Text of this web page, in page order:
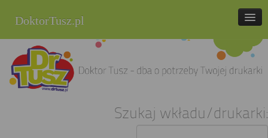
DoktorTusz.pl
tel. 857 337 337
Strona główna
Szukaj wkładu/drukarki: